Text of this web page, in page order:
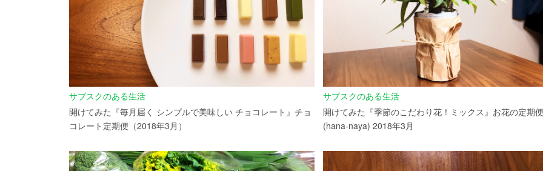
サブスクのある生活
開けてみた『毎月届く シンプルで美味しい チョコレート』チョ
コレート定期便（2018年3月）
サブスクのある生活
開けてみた『季節のこだわり花！ミックス』お花の定期便
(hana-naya) 2018年3月